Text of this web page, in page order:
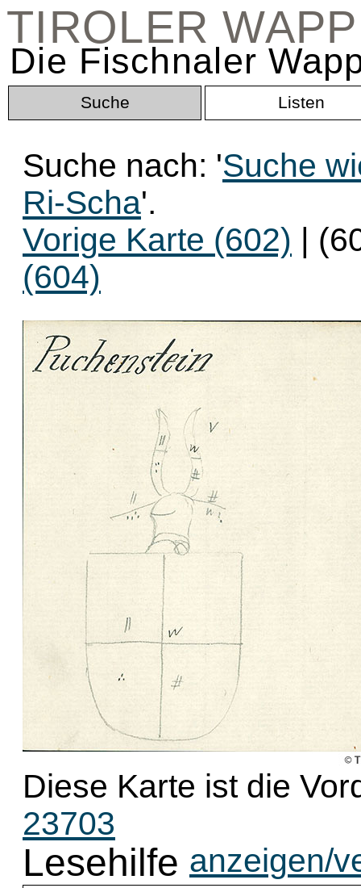
TIROLER
Die Fischnaler
Suche Listen
Suche nach: 'Suche
Ri-Scha'.
Vorige Karte (602) |
(604)
Diese Karte ist die
23703
Lesehilfe anzeigen/